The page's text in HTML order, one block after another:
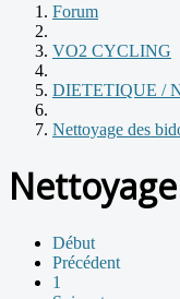
Forum
VO2 CYCLING
DIETETIQUE /
Nettoyage des
Début
Précédent
1